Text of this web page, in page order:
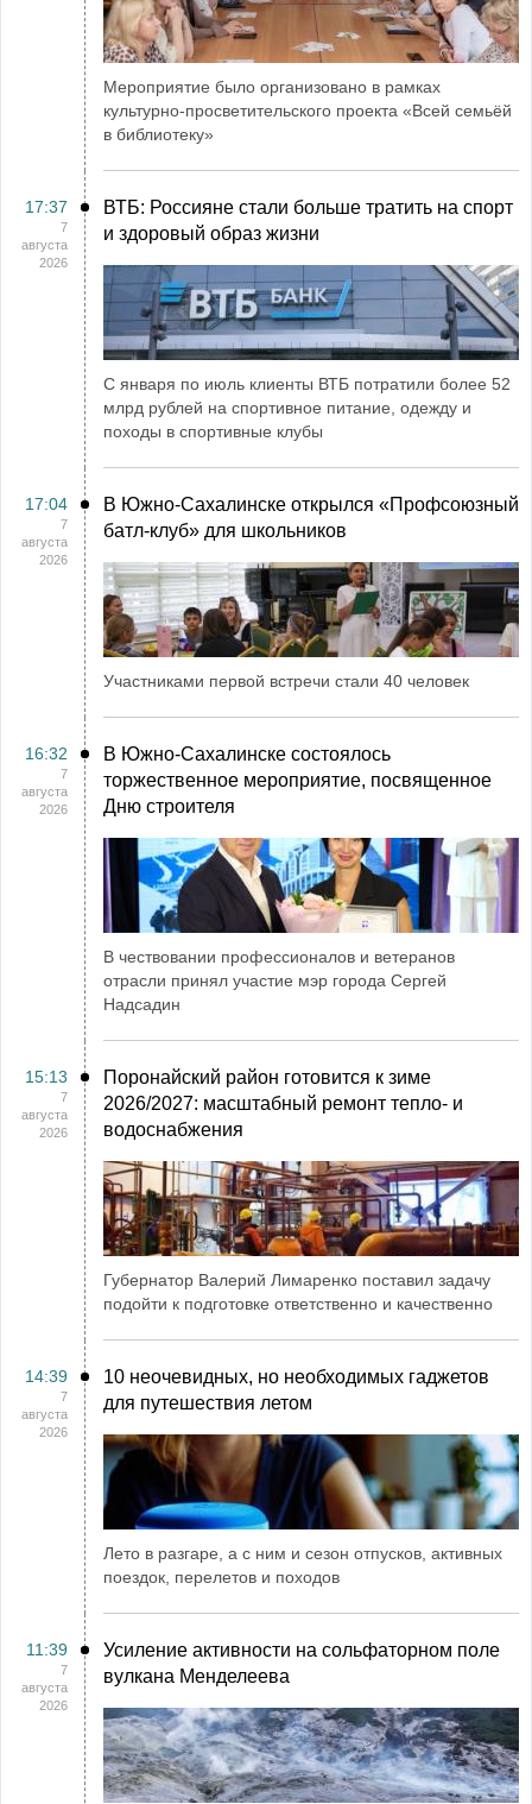
Мероприятие было организовано в рамках
культурно-просветительского проекта «Всей семьёй
в библиотеку»
17:37
7
августа
2026
ВТБ: Россияне стали больше тратить на спорт
и здоровый образ жизни
С января по июль клиенты ВТБ потратили более 52
млрд рублей на спортивное питание, одежду и
походы в спортивные клубы
17:04
7
августа
2026
В Южно-Сахалинске открылся «Профсоюзный
батл-клуб» для школьников
Участниками первой встречи стали 40 человек
16:32
7
августа
2026
В Южно-Сахалинске состоялось
торжественное мероприятие, посвященное
Дню строителя
В чествовании профессионалов и ветеранов
отрасли принял участие мэр города Сергей
Надсадин
15:13
7
августа
2026
Поронайский район готовится к зиме
2026/2027: масштабный ремонт тепло- и
водоснабжения
Губернатор Валерий Лимаренко поставил задачу
подойти к подготовке ответственно и качественно
14:39
7
августа
2026
10 неочевидных, но необходимых гаджетов
для путешествия летом
Лето в разгаре, а с ним и сезон отпусков, активных
поездок, перелетов и походов
11:39
7
августа
2026
Усиление активности на сольфаторном поле
вулкана Менделеева